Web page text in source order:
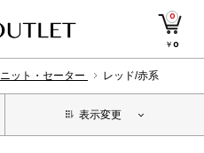
0
￥0
ニット・セーター レッド/赤系
表示変更